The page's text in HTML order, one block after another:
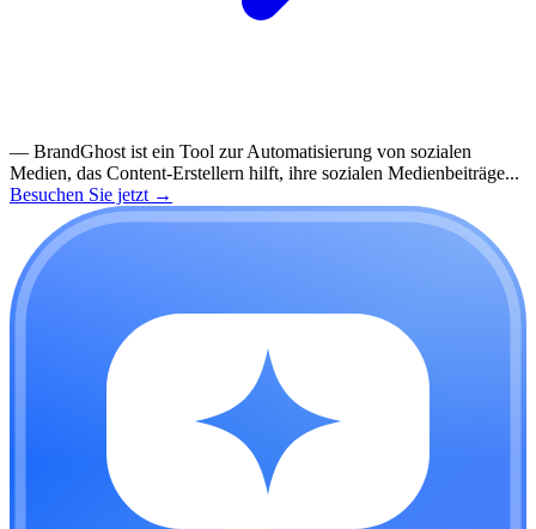
— BrandGhost ist ein Tool zur Automatisierung von sozialen
Medien, das Content-Erstellern hilft, ihre sozialen Medienbeiträge...
Besuchen Sie jetzt →